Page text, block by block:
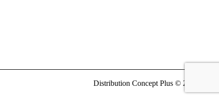
Distribution Concept Plus © 2019 Tous